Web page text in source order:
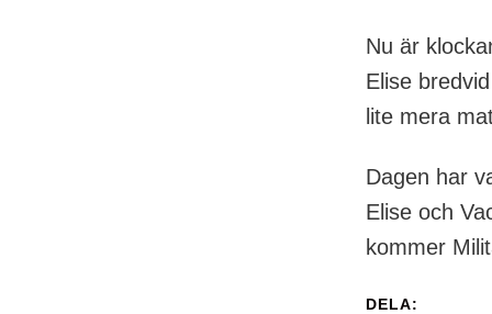
Nu är
Elise
lite mera
Dagen har
Elise och
kommer
DELA: